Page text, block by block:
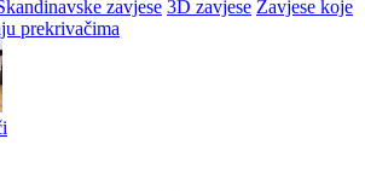
zavjese 3D zavjese Zavjese koje
prekrivačima